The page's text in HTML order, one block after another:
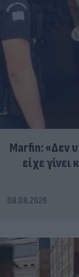
Marfin: «Δεν
είχε γίνει
08.08.2026